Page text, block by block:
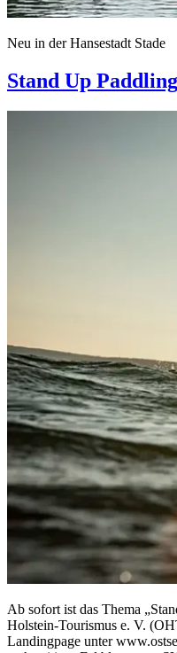
Neu in der Hansestadt Stade
Stand Up
Ab sofort ist das Thema
Holstein-Tourismus e. V.
Landingpage unter